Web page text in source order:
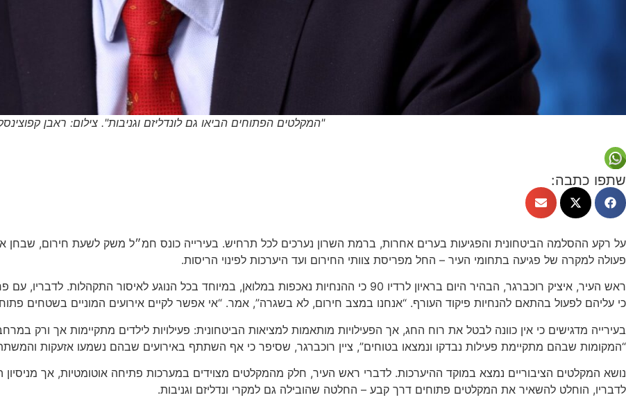
"המקלטים הפתוחים הביאו גם לונדליזם וגניבות". צילום: ראבן
שתפו כתבה:
על רקע ההסלמה הביטחונית והפגיעות בערים אחרות, ברמת השרון נערכים לכל תרחיש. בעירייה כונס חמ״ל משק לשעת חירום, שבחן
פעולה למקרה של פגיעה בתחומי העיר – החל מפריסת צוותי החירום ועד היערכות לפינוי הריסות.
ראש העיר, איציק רוכברגר, הבהיר היום בראיון לרדיו 90 כי ההנחיות נאכפות במלואן, במיוחד בכל הנוגע
כי עליהם לפעול בהתאם להנחיות פיקוד העורף. “אנחנו במצב חירום, לא בשגרה”, אמר. “אי אפשר לקיים אירועים המוניים בשטחים
בעירייה מדגישים כי אין כוונה לבטל את רוח החג, אך הפעילויות מותאמות למציאות הביטחונית: פעילויות לילדים מתקיימות אך ורק
“המקומות שבהם מתקיימת פעילות נבדקו ונמצאו בטוחים”, ציין רוכברגר, שסיפר כי אף השתתף באירועים שבהם נשמעו אזעקות
נושא המקלטים הציבוריים נמצא במוקד ההיערכות. לדברי ראש העיר, חלק מהמקלטים מצוידים במערכות פתיחה אוטומטיות, אך
לדבריו, הוחלט להשאיר את המקלטים פתוחים דרך קבע – החלטה שהובילה גם למקרי ונדליזם וגניבות.